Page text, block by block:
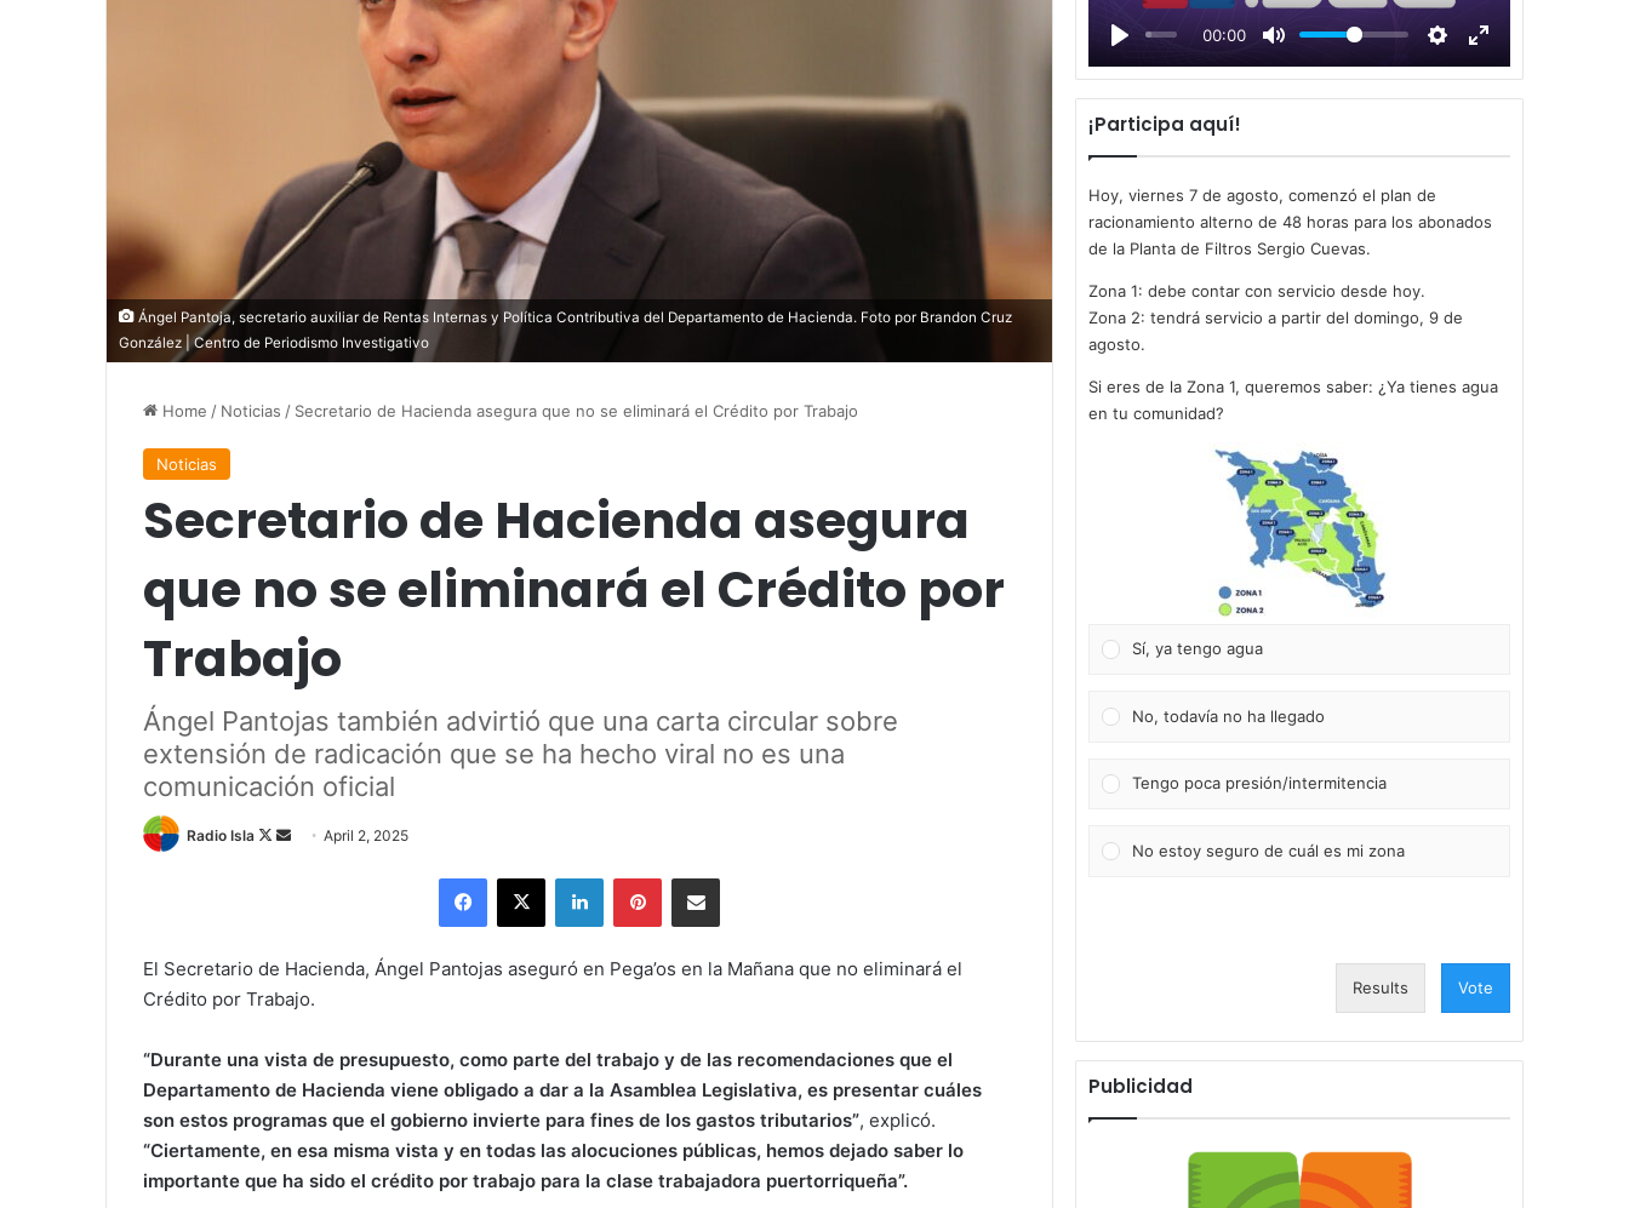
Ángel Pantoja, secretario auxiliar de Rentas Internas y Política Contributiva del Departamento de Hacienda. Foto por Brandon Cruz
González | Centro de Periodismo Investigativo
Home / Noticias / Secretario de Hacienda asegura que no se eliminará el Crédito por Trabajo
Noticias
Secretario de Hacienda asegura
que no se eliminará el Crédito por
Trabajo
Ángel Pantojas también advirtió que una carta circular sobre
extensión de radicación que se ha hecho viral no es una
comunicación oficial
Radio Isla
Follow
Send April 2, 2025
Facebook
X LinkedInPinterestShare via Email
El Secretario de Hacienda, Ángel Pantojas aseguró en Pega’os en la Mañana que no eliminará el
Crédito por Trabajo.
“Durante una vista de presupuesto, como parte del trabajo y de las recomendaciones que el
Departamento de Hacienda viene obligado a dar a la Asamblea Legislativa, es presentar cuáles
son estos programas que el gobierno invierte para fines de los gastos tributarios”, explicó.
“Ciertamente, en esa misma vista y en todas las alocuciones públicas, hemos dejado saber lo
importante que ha sido el crédito por trabajo para la clase trabajadora puertorriqueña”.
00:00
l
a
y
¡Participa aquí!
Hoy, viernes 7 de agosto, comenzó el plan de
racionamiento alterno de 48 horas para los abonados
de la Planta de Filtros Sergio Cuevas.
Zona 1: debe contar con servicio desde hoy.
Zona 2: tendrá servicio a partir del domingo, 9 de
agosto.
Si eres de la Zona 1, queremos saber: ¿Ya tienes agua
en tu comunidad?
Sí, ya tengo agua
No, todavía no ha llegado
Tengo poca presión/intermitencia
No estoy seguro de cuál es mi zona
Results Vote
Publicidad